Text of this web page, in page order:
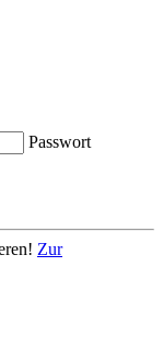
Passwort
Zur